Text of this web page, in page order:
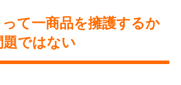
て一商品を擁護するか
ではない